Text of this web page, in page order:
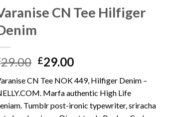
CN Tee Hilfiger
29.00 £29.00
CN Tee NOK 449, Hilfiger Denim –
Marfa authentic High Life
Tumblr post-ironic typewriter, sriracha